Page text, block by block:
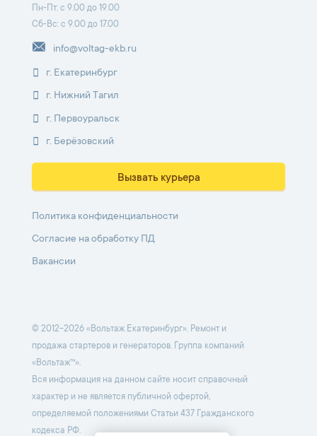
Пн-Пт: с 9.00 до 19.00
Сб-Вс: с 9.00 до 17.00
info@voltag-ekb.ru
г. Екатеринбург
г. Нижний Тагил
г. Первоуральск
г. Берёзовский
Вызвать курьера
Политика конфиденциальности
Согласие на обработку ПД
Вакансии
© 2012-2026 «Вольтаж Екатеринбург». Ремонт и
продажа стартеров и генераторов. Группа компаний
«Вольтаж™».
Вся информация на данном сайте носит справочный
характер и не является публичной офертой,
определяемой положениями Статьи 437 Гражданского
кодекса РФ.